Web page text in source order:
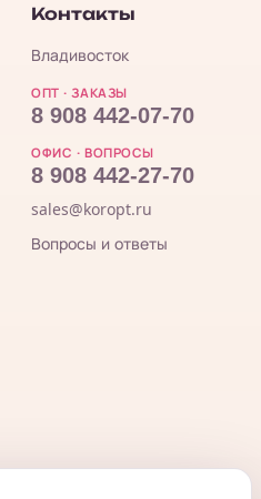
Контакты
Владивосток
ОПТ · ЗАКАЗЫ
8 908 442-07-70
ОФИС · ВОПРОСЫ
8 908 442-27-70
sales@koropt.ru
Вопросы и ответы